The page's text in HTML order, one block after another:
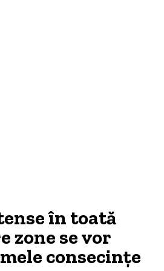
în toată
zone se vor
consecințe